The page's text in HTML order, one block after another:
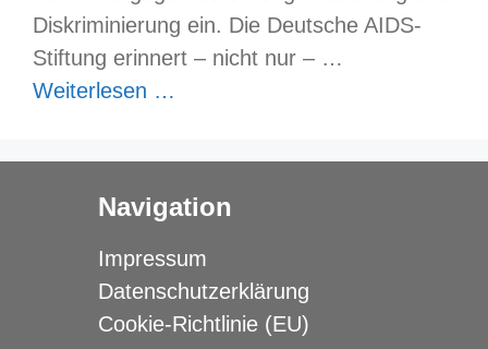
Diskriminierung ein. Die Deutsche AIDS-
Stiftung erinnert – nicht nur – …
Weiterlesen …
Navigation
Impressum
Datenschutzerklärung
Cookie-Richtlinie (EU)